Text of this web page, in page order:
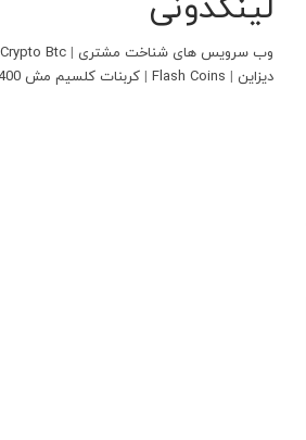
وب سرویس های شناخت مشتری |
Btc
دیزاین|
Flash Coins
| کربنات کلسیم مش 400